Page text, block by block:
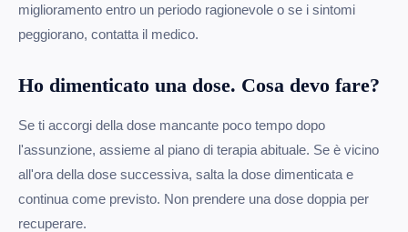
miglioramento entro un periodo ragionevole o se i sintomi
peggiorano, contatta il medico.
Ho dimenticato una dose. Cosa devo fare?
Se ti accorgi della dose mancante poco tempo dopo
l'assunzione, assieme al piano di terapia abituale. Se è vicino
all'ora della dose successiva, salta la dose dimenticata e
continua come previsto. Non prendere una dose doppia per
recuperare.